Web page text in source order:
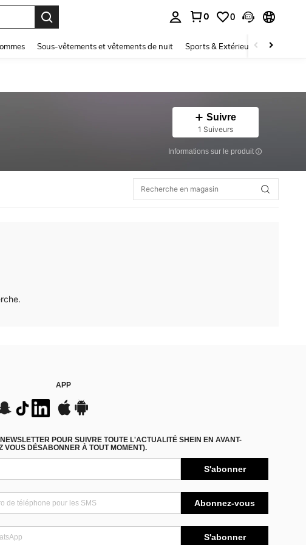
0 0
Sous-vêtements et vêtements de nuit Sports & Extérieur Enfants
Suivre
1 Suiveurs
Informations sur le produit
APP
POUR SUIVRE TOUTE L'ACTUALITÉ SHEIN EN AVANT-
VOUS DÉSABONNER À TOUT MOMENT).
S'abonner
Abonnez-vous
S'abonner